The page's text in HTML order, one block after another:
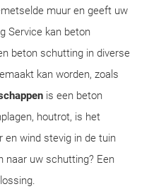
muur en geeft uw
Service kan beton
beton schutting in diverse
kan worden, zoals
is een beton
houtrot, is het
en wind stevig in de tuin
naar uw schutting? Een